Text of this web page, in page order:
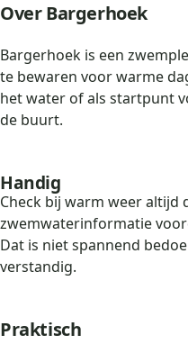
Over Bargerhoek
Bargerhoek is een
te bewaren voor warme
het water of als startpunt
de buurt.
Handig
Check bij warm weer altijd
zwemwaterinformatie
Dat is niet spannend
verstandig.
Praktisch